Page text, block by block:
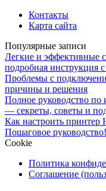
Контакты
Карта сайта
Популярные записи
Легкие и эффективные
подробная инструкция
Проблемы с
причины и решения
Полное руководство по
— секреты, советы и
Как настроить принтер
Пошаговое руководство!
Cookie
Политика
Соглашение